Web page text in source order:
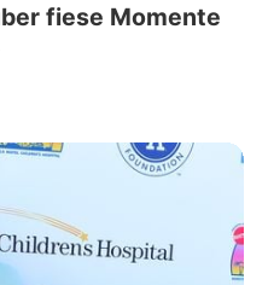
fiese Momente